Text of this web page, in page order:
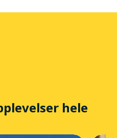
hele